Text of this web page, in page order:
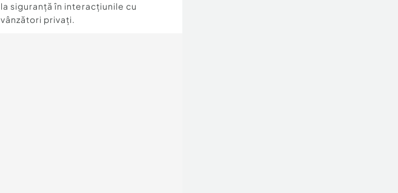
la siguranță în interacțiunile cu
vânzători privați.